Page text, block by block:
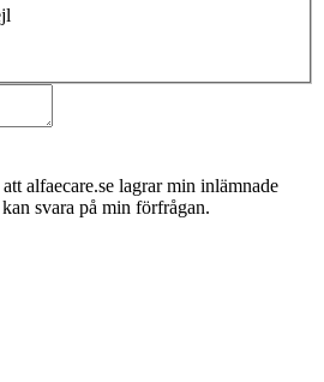
alfaecare.se lagrar min inlämnade
svara på min förfrågan.